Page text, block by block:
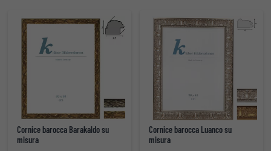
Cornice barocca Barakaldo su
misura
Cornice barocca Luanco su
misura